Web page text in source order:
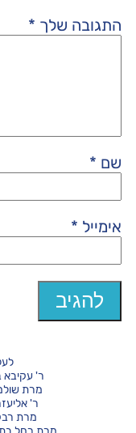
התגובה שלך *
שם *
אימייל *
ר' עקיבא
מרת
ר'
מרת